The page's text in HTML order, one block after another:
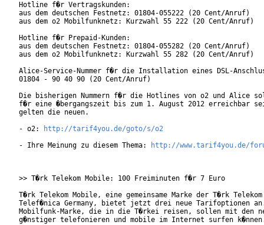
Hotline f�r Vertragskunden:
aus dem deutschen Festnetz: 01804-055222 (20 Cent/Anruf)
aus dem o2 Mobilfunknetz: Kurzwahl 55 222 (20 Cent/Anruf)
Hotline f�r Prepaid-Kunden:
aus dem deutschen Festnetz: 01804-055282 (20 Cent/Anruf)
aus dem o2 Mobilfunknetz: Kurzwahl 55 282 (20 Cent/Anruf)
Alice-Service-Nummer f�r die Installation eines DSL-
01804 - 90 40 90 (20 Cent/Anruf)
Die bisherigen Nummern f�r die Hotlines von o2 und Alice
f�r eine �bergangszeit bis zum 1. August 2012 erreichbar
gelten die neuen.
- o2:
http://tarif4you.de/goto/s/o2
- Ihre Meinung zu diesem Thema:
http://www.tarif4you.de/
>> T�rk Telekom Mobile: 100 Freiminuten f�r 7 Euro
T�rk Telekom Mobile, eine gemeinsame Marke der T�rk Telekom
Telef�nica Germany, bietet jetzt drei neue Tarifoptionen an.
Mobilfunk-Marke, die in die T�rkei reisen, sollen mit den
g�nstiger telefonieren und mobile im Internet surfen